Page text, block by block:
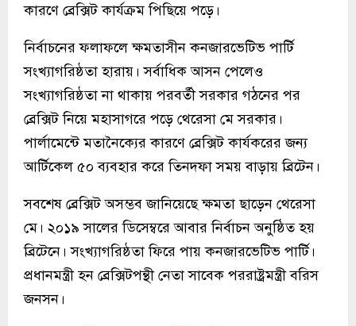
কারণে ব্রেক্সিট কার্যক্রম পিছিয়ে পড়ে।
নির্বাচনের ফলাফলে ক্ষমতাসীন কনজারভেটিভ পার্টি
সংখ্যাগরিষ্ঠতা হারায়। সর্বাধিক আসন পেলেও
সংখ্যাগরিষ্ঠতা না থাকায় পরবর্তী সরকার গঠনের পর
ব্রেক্সিট নিয়ে মহাসাগরে পড়ে থেরেসা মে সরকার।
পার্লামেন্টে মতানৈক্যের কারণে ব্রেক্সিট কার্যকরের জন্য
আর্টিকেল ৫০ ব্যবহার করে তিনদফা সময় বাড়ায় ব্রিটেন।
সবশেষ ব্রেক্সিট অসম্ভব জানিয়েছে ক্ষমতা ছাড়েন থেরেসা
মে। ২০১৯ সালের ডিসেম্বরে আবার নির্বাচন অনুষ্ঠিত হয়
ব্রিটেনে। সংখ্যাগরিষ্ঠতা ফিরে পায় কনজারভেটিভ পার্টি।
প্রধানমন্ত্রী হন ব্রেক্সিটপন্থী নেতা সাবেক পররাষ্ট্রমন্ত্রী বরিস
জনসন।